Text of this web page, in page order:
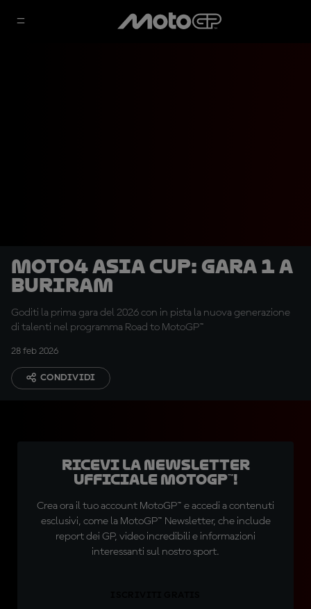
Moto4 Asia Cup: Gara 1 a
Buriram
Goditi la prima gara del 2026 con in pista la nuova generazione
di talenti nel programma Road to MotoGP™
28 feb 2026
CONDIVIDI
Ricevi la newsletter
ufficiale MotoGP™!
Crea ora il tuo account MotoGP™ e accedi a contenuti
esclusivi, come la MotoGP™ Newsletter, che include
report dei GP, video incredibili e informazioni
interessanti sul nostro sport.